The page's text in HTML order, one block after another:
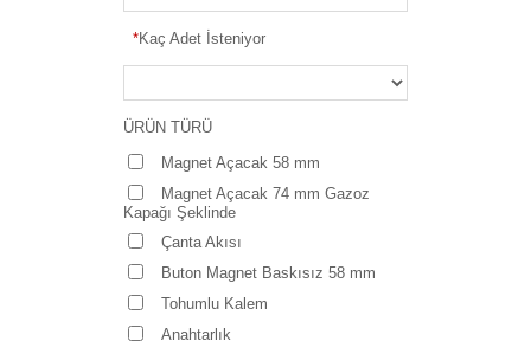
*Kaç Adet İsteniyor
ÜRÜN TÜRÜ
Magnet Açacak 58 mm
Magnet Açacak 74 mm Gazoz
Kapağı Şeklinde
Çanta Akısı
Buton Magnet Baskısız 58 mm
Tohumlu Kalem
Anahtarlık